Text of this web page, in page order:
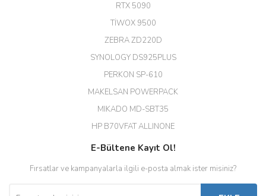
EROL ÇAKMAK | 26/12/2025
Diğer yorumları göster
RTX 5090
TİWOX 9500
ZEBRA ZD220D
SYNOLOGY DS925PLUS
PERKON SP-610
MAKELSAN POWERPACK
MIKADO MD-SBT35
HP B70VFAT ALLINONE
E-Bültene Kayıt Ol!
Fırsatlar ve kampanyalarla ilgili e-posta almak ister misiniz?